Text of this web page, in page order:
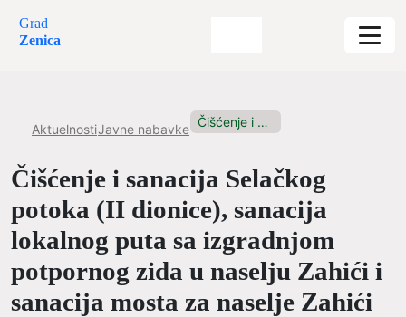
Grad
Zenica
AktuelnostiJavne nabavke Čišćenje i sanacija Selačkog potoka...
Čišćenje i sanacija Selačkog
potoka (II dionice), sanacija
lokalnog puta sa izgradnjom
potpornog zida u naselju Zahići i
sanacija mosta za naselje Zahići